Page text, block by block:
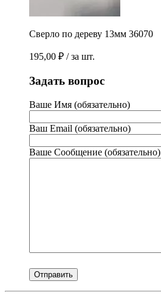
Сверло по дереву 13мм 36070
195,00 ₽ / за шт.
Задать вопрос
Ваше Имя (обязательно)
Ваш Email (обязательно)
Ваше Сообщение (обязательно)